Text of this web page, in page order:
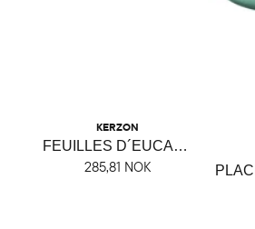
KERZON
FEUILLES D´EUCALYPTUS
285,81 NOK